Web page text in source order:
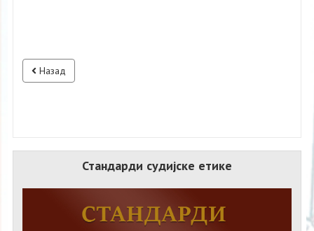
Назад
Стандарди судијске етике